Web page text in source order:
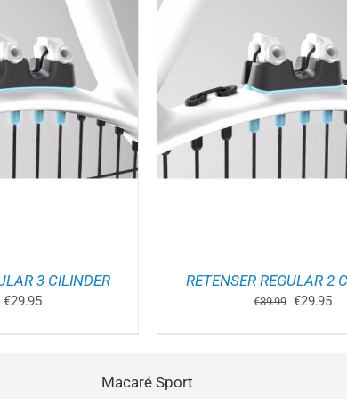
3 CILINDER
Oorspronkelijke
€29.95Huidige
WINKELWAGEN
DETAILS
RETENSER REGULAR 2
€39.99 €29.95
TOEVOEGEN AAN
DETAILS
Macaré Sport